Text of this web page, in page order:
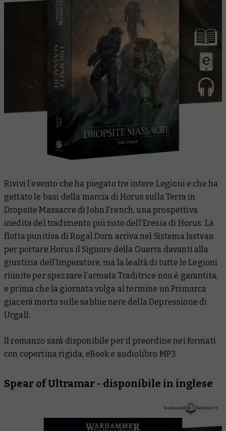
Rivivi l’evento che ha piegato tre intere Legioni e che ha
gettato le basi della marcia di Horus sulla Terra in
Dropsite Massacre di John French, una prospettiva
inedita del tradimento più noto dell’Eresia di Horus. La
flotta punitiva di Rogal Dorn arriva nel Sistema Isstvan
per portare Horus il Signore della Guerra davanti alla
giustizia dell’Imperatore, ma la lealtà di tutte le Legioni
riunite per spezzare l’armata Traditrice non è garantita,
e prima che la giornata volga al termine un Primarca
giacerà morto sulle sabbie nere della Depressione di
Urgall.
Il romanzo sarà disponibile per il preordine nei formati
con copertina rigida, eBook e audiolibro MP3.
Spear of Ultramar - disponibile in inglese